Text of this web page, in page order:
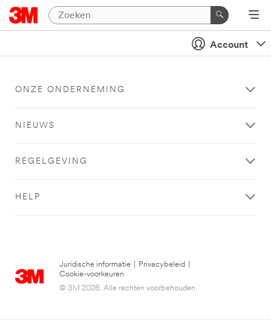
Account
ONZE ONDERNEMING
NIEUWS
REGELGEVING
HELP
Juridische informatie Privacybeleid
Cookie-voorkeuren
© 3M 2026. Alle rechten voorbehouden.